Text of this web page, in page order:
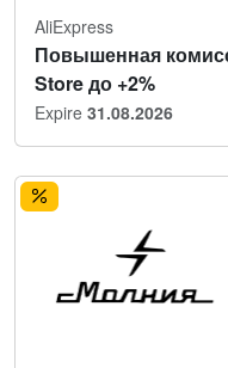
AliExpress
Повышенная
Store до +2%
Expire 31.08.2026